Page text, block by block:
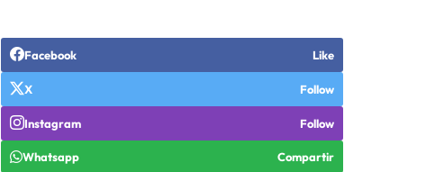
Facebook Like
X Follow
Instagram Follow
Whatsapp Compartir